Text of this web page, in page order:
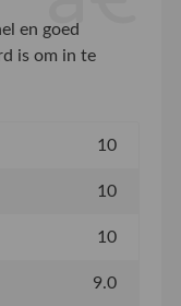
en goed
is om in te
10
10
10
9.0